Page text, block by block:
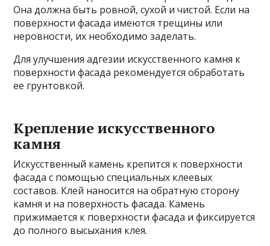
Она должна быть ровной, сухой и чистой. Если на
поверхности фасада имеются трещины или
неровности, их необходимо заделать.
Для улучшения адгезии искусственного камня к
поверхности фасада рекомендуется обработать
ее грунтовкой.
Крепление искусственного
камня
Искусственный камень крепится к поверхности
фасада с помощью специальных клеевых
составов. Клей наносится на обратную сторону
камня и на поверхность фасада. Камень
прижимается к поверхности фасада и фиксируется
до полного высыхания клея.